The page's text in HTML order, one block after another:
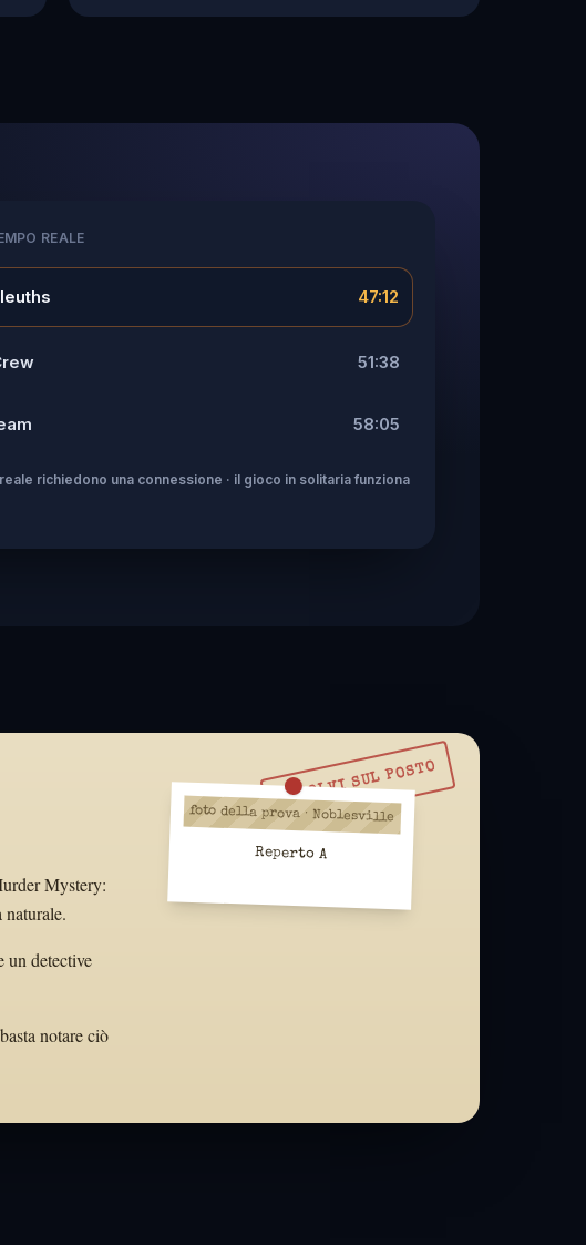
REALE
47:12
51:38
58:05
richiedono una connessione · il gioco in solitaria funziona
RISOLVI SUL POSTO
Mystery:
un detective
notare ciò
foto della prova · Noblesville
Reperto A